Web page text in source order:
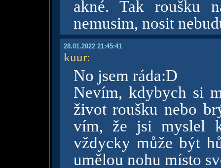
akné. Tak roušku
nemusim, nosit
28.01.2022 21:45:41
kuur:
No jsem ráda:D
Nevím, kdybych si
život roušku nebo
vím, že jsi myslel
vždycky může být
umělou nohu místo